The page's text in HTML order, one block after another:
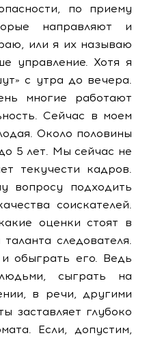
по приему
направляют и
или я их называю
управление. Хотя я
с утра до вечера.
многие работают
Сейчас в моем
Около половины
5 лет. Мы сейчас не
текучести кадров.
вопросу подходить
соискателей.
оценки стоят в
следователя.
обыграть его. Ведь
сыграть на
в речи, другими
заставляет глубоко
Если, допустим,